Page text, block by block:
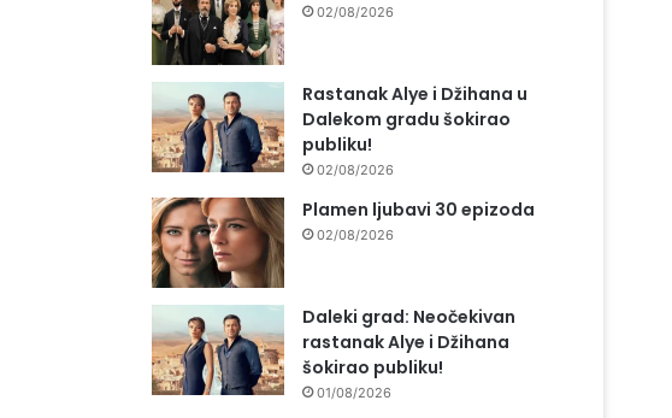
02/08/2026
Rastanak Alye i Džihana u
Dalekom gradu šokirao
publiku!
02/08/2026
Plamen ljubavi 30 epizoda
02/08/2026
Daleki grad: Neočekivan
rastanak Alye i Džihana
šokirao publiku!
01/08/2026